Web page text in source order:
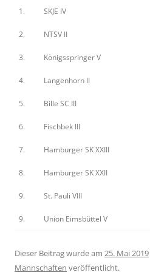
1. SKJE IV
2. NTSV II
3. Königsspringer V
4. Langenhorn II
5. Bille SC III
6. Fischbek III
7. Hamburger SK XXIII
8. Hamburger SK XXII
9. St. Pauli VIII
9. Union Eimsbüttel V
Dieser Beitrag wurde am 25. Mai 2019
Mannschaften veröffentlicht.